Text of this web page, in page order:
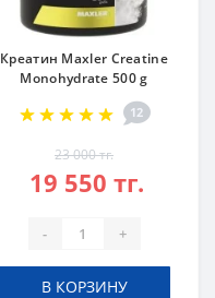
Креатин Maxler Creatine
Monohydrate 500 g
12
23 000 тг.
19 550 тг.
- +
В КОРЗИНУ